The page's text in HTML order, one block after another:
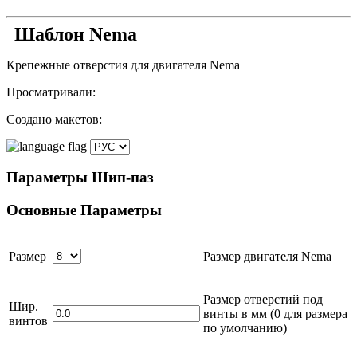
Шаблон Nema
Крепежные отверстия для двигателя Nema
Просматривали:
Создано макетов:
Параметры Шип-паз
Основные Параметры
Размер Размер двигателя Nema
Шир.
винтов
Размер отверстий под
винты в мм (0 для размера
по умолчанию)